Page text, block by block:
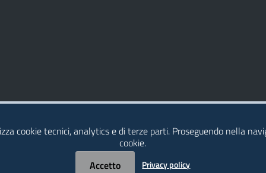
cookie tecnici, analytics e di terze parti. Proseguendo nella
cookie.
Accetto
Privacy policy